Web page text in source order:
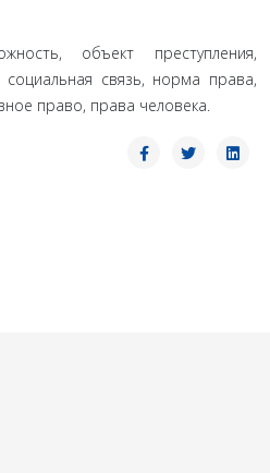
объект преступления,
связь, норма права,
право, права человека.